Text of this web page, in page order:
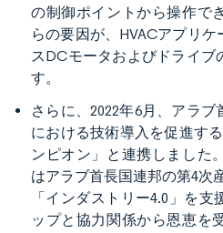
の制御ポイントから操作で
らの要因が、HVACアプリ
スDCモータおよびドライブ
す。
さらに、2022年6月、アラ
における技術導入を促進す
ンピオン」と連携しました
はアラブ首長国連邦の第4次
「インダストリー4.0」を
ップと協力関係から恩恵を